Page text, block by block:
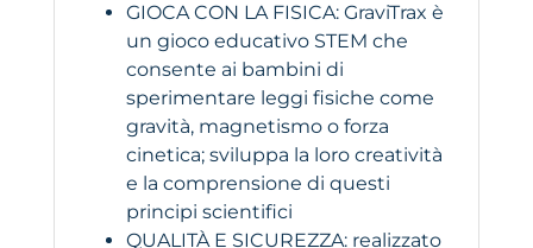
GIOCA CON LA FISICA: GraviTrax è
un gioco educativo STEM che
consente ai bambini di
sperimentare leggi fisiche come
gravità, magnetismo o forza
cinetica; sviluppa la loro creatività
e la comprensione di questi
principi scientifici
QUALITÀ E SICUREZZA: realizzato